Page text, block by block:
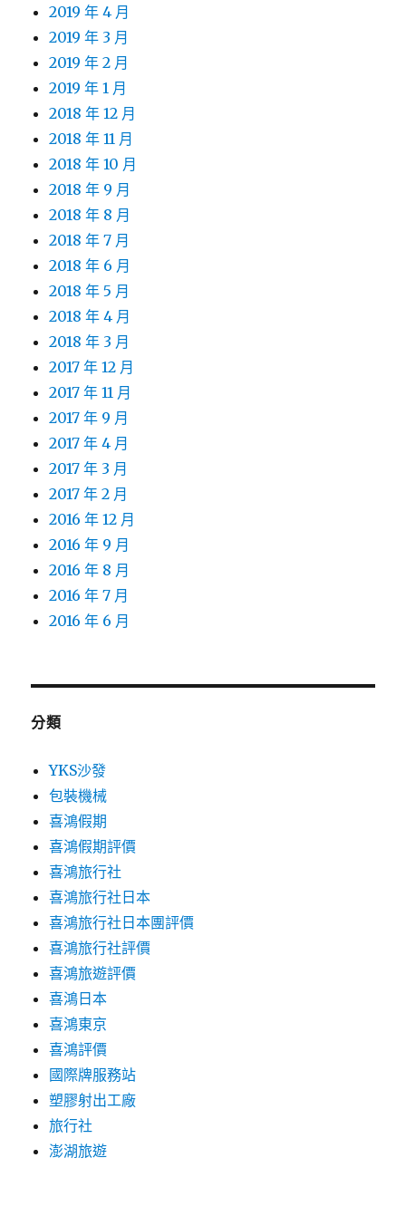
2019 年 4 月
2019 年 3 月
2019 年 2 月
2019 年 1 月
2018 年 12 月
2018 年 11 月
2018 年 10 月
2018 年 9 月
2018 年 8 月
2018 年 7 月
2018 年 6 月
2018 年 5 月
2018 年 4 月
2018 年 3 月
2017 年 12 月
2017 年 11 月
2017 年 9 月
2017 年 4 月
2017 年 3 月
2017 年 2 月
2016 年 12 月
2016 年 9 月
2016 年 8 月
2016 年 7 月
2016 年 6 月
分類
YKS沙發
包裝機械
喜鴻假期
喜鴻假期評價
喜鴻旅行社
喜鴻旅行社日本
喜鴻旅行社日本團評價
喜鴻旅行社評價
喜鴻旅遊評價
喜鴻日本
喜鴻東京
喜鴻評價
國際牌服務站
塑膠射出工廠
旅行社
澎湖旅遊